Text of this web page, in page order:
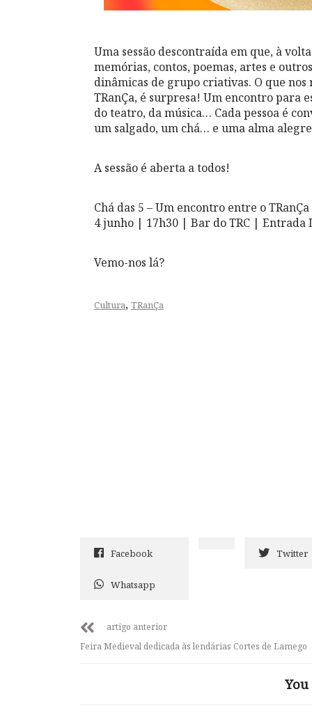
Uma sessão descontraída em que, à
memórias, contos, poemas, artes e
dinâmicas de grupo criativas. O que
TRanÇa, é surpresa! Um encontro para
do teatro, da música… Cada pessoa é
um salgado, um chá… e uma alma
A sessão é aberta a todos!
Chá das 5 – Um encontro entre o
4 junho | 17h30 | Bar do TRC | Entrada
Vemo-nos lá?
Cultura, TRanÇa
Facebook Twitter
Whatsapp
artigo anterior
Feira Medieval dedicada às lendárias Cortes de Lamego